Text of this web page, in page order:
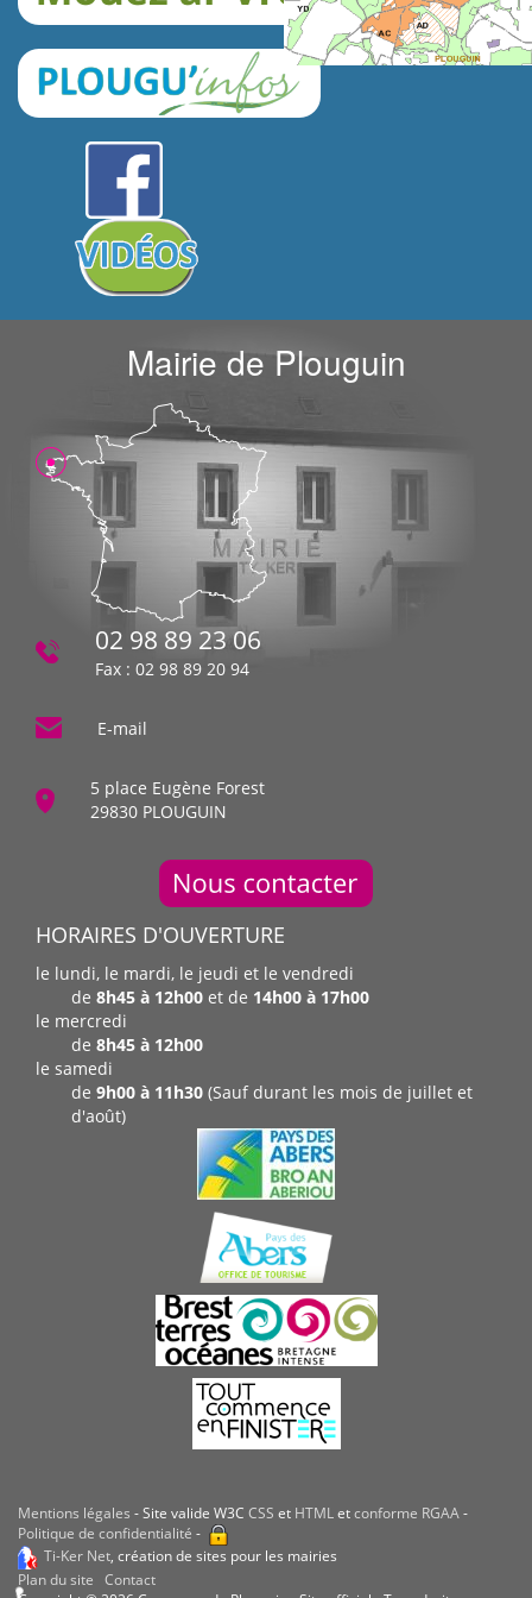
Mairie de Plouguin
02 98 89 23 06
Fax : 02 98 89 20 94
E-mail
5 place Eugène Forest
29830 PLOUGUIN
HORAIRES D'OUVERTURE
le lundi, le mardi, le jeudi et le vendredi
de 8h45 à 12h00 et de 14h00 à 17h00
le mercredi
de 8h45 à 12h00
le samedi
de 9h00 à 11h30 (Sauf durant les mois de juillet et
d'août)
Mentions légales - Site valide W3C CSS et HTMLetconforme RGAA-
Politique de confidentialité -
Ti-Ker Net, création de sites pour les mairies
Plan du site Contact